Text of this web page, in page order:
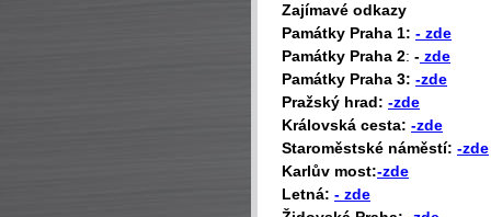
Zajímavé odkazy
Památky Praha 1: - zde
Památky Praha 2: - zde
Památky Praha 3: -zde
Pražský hrad: -zde
Královská cesta: -zde
Staroměstské náměstí: -zde
Karlův most:-zde
Letná: - zde